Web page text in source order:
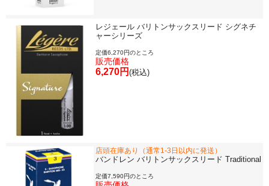
レジェール バリトンサックスリード シグネチ
ャーシリーズ
定価6,270円のところ
販売価格
6,270円 (税込)
店頭在庫あり（通常1-3日以内に発送）
バンドレン バリトンサックスリード Traditional
定価7,590円のところ
演奏会のお知らせ